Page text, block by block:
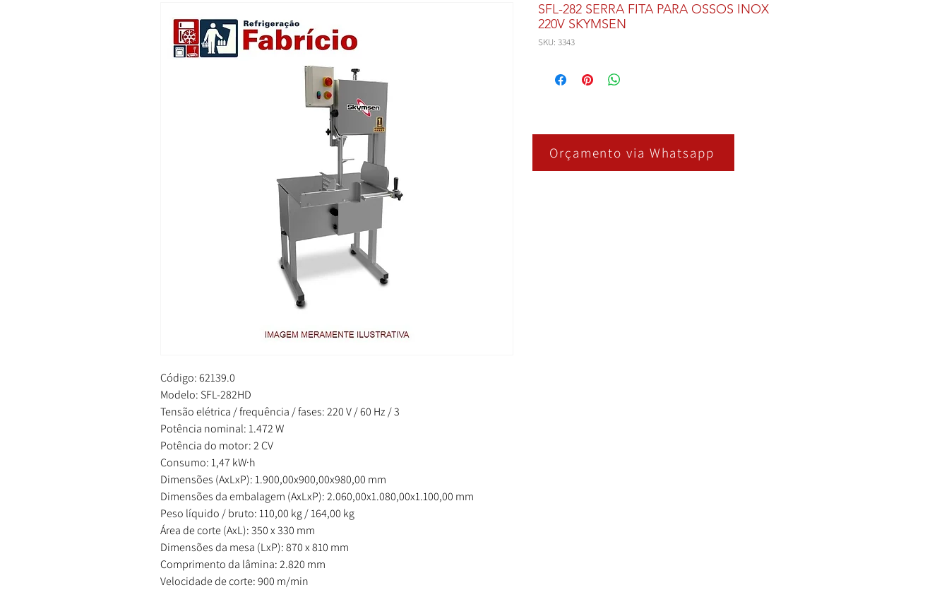
Código: 62139.0
Modelo: SFL-282HD
Tensão elétrica / frequência / fases: 220 V / 60 Hz / 3
Potência nominal: 1.472 W
Potência do motor: 2 CV
Consumo: 1,47 kW·h
Dimensões (AxLxP): 1.900,00x900,00x980,00 mm
Dimensões da embalagem (AxLxP): 2.060,00x1.080,00x1.100,00 mm
Peso líquido / bruto: 110,00 kg / 164,00 kg
Área de corte (AxL): 350 x 330 mm
Dimensões da mesa (LxP): 870 x 810 mm
Comprimento da lâmina: 2.820 mm
Velocidade de corte: 900 m/min
SFL-282 SERRA FITA PARA OSSOS INOX
220V SKYMSEN
SKU: 3343
Orçamento via Whatsapp